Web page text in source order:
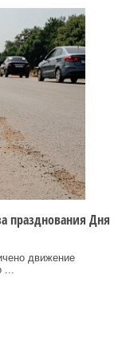
празднования Дня
движение
...